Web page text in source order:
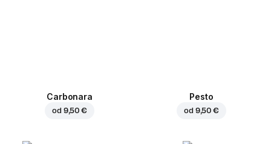
Carbonara
od 9,50 €
Pesto
od 9,50 €